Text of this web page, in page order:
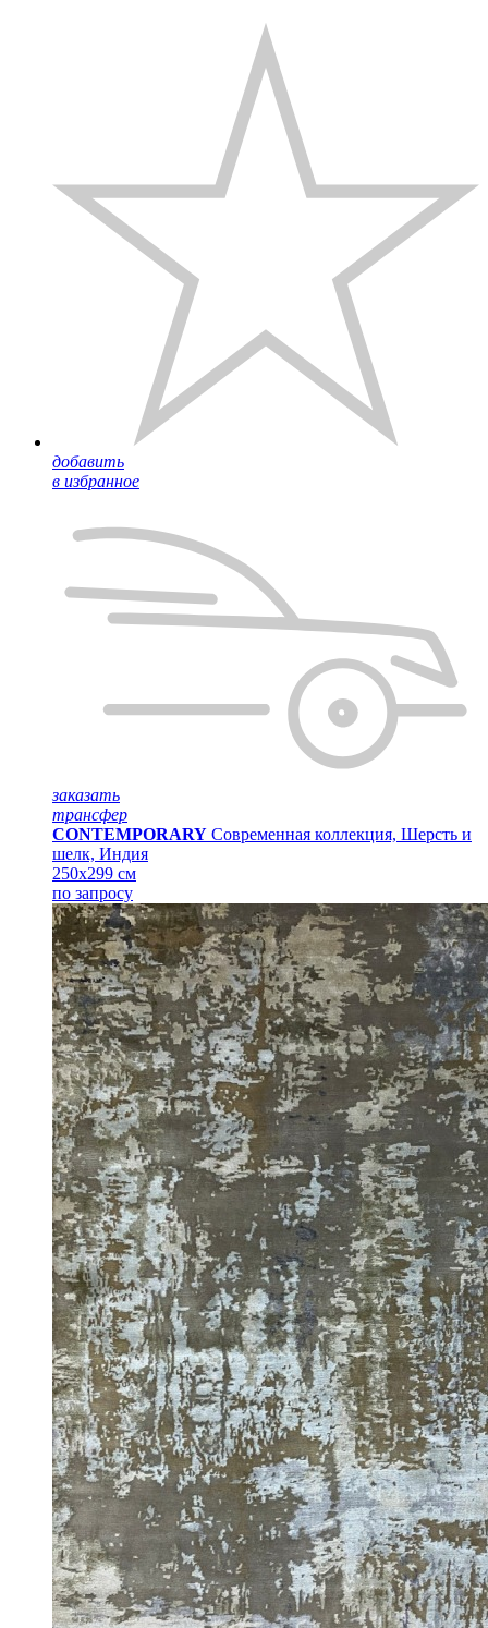
добавить
в избранное
заказать
трансфер
CONTEMPORARY Современная коллекция, Шерсть и
шелк, Индия
250x299 см
по запросу